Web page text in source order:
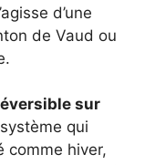
d’une
de Vaud ou
sur
qui
comme hiver,